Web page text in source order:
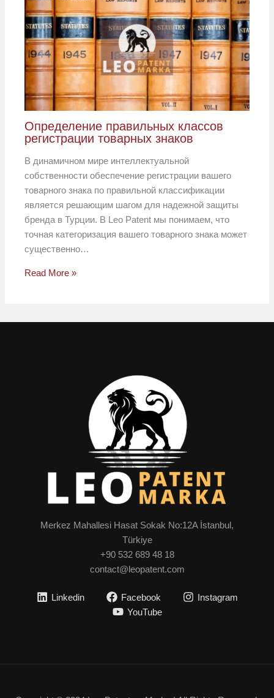
Определение правильных классов
регистрации товарных знаков
В динамичном мире интеллектуальной
собственности обеспечение регистрации вашего
товарного знака по правильной классификации
является решающим шагом для надежной защиты
бренда в Турции. В Leo Patent мы понимаем, что
точная категоризация вашего товарного знака может
существенно…
Read More »
Merkez Mahallesi Hasat Sokak No:12A İstanbul,
Türkiye
+90 532 689 48 18
contact@leopatent.com
Linkedin Facebook
Instagram
YouTube